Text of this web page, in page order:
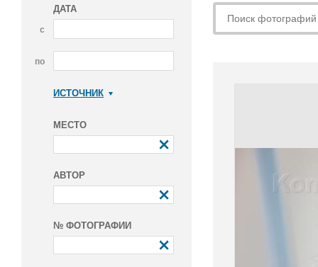
ДАТА
с
по
ИСТОЧНИК
МЕСТО
АВТОР
№ ФОТОГРАФИИ